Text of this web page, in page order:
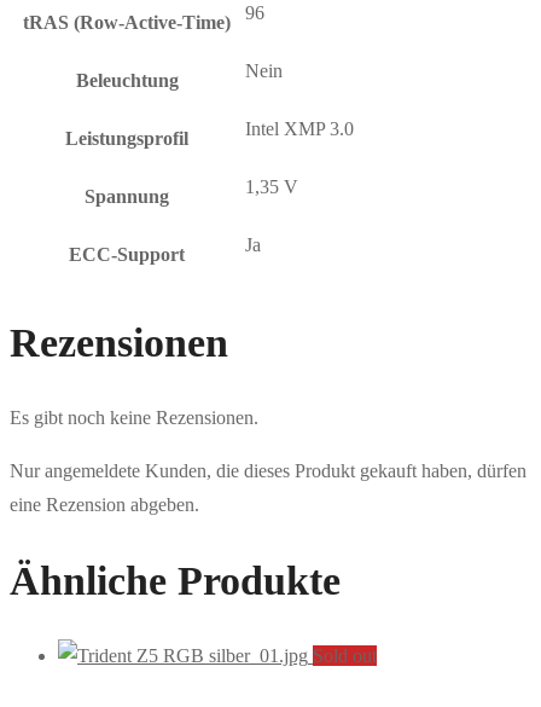
tRAS (Row-Active-Time) 96
Beleuchtung Nein
Leistungsprofil Intel XMP 3.0
Spannung 1,35 V
ECC-Support Ja
Rezensionen
Es gibt noch keine Rezensionen.
Nur angemeldete Kunden, die dieses Produkt gekauft haben, dürfen
eine Rezension abgeben.
Ähnliche Produkte
Sold out